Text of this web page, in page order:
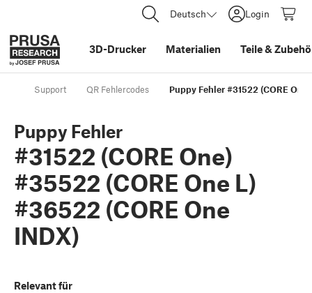
Deutsch Login
3D-Drucker Materialien Teile&
Support QR Fehlercodes Puppy Fehler #31522 (CORE
Puppy Fehler
#31522 (CORE One)
#35522 (CORE One L)
#36522 (CORE One
INDX)
Relevant für